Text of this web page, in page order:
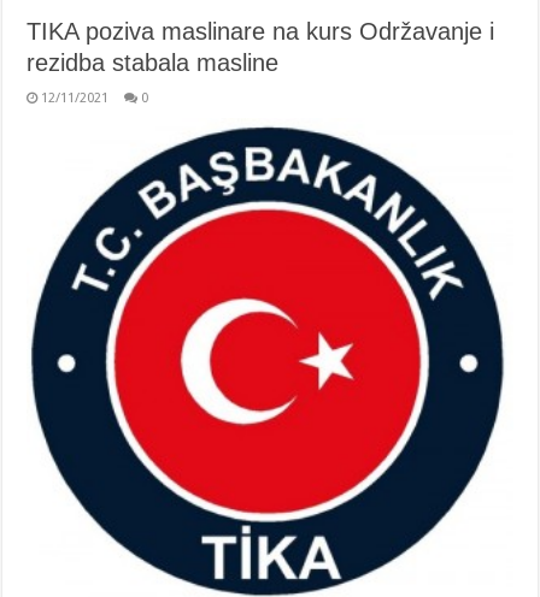
TIKA poziva maslinare na kurs Održavanje i
rezidba stabala masline
12/11/2021 0